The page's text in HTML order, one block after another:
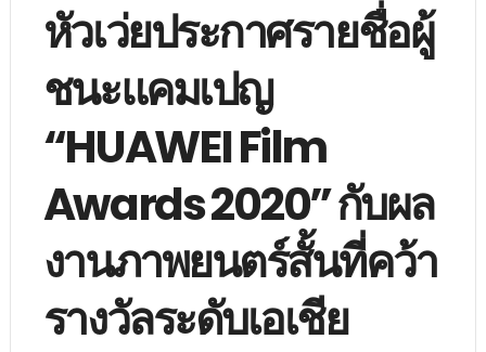
หัวเว่ยประกาศรายชื่อผู้
ชนะแคมเปญ
“HUAWEI Film
Awards 2020” กับผล
งานภาพยนตร์สั้นที่คว้า
รางวัลระดับเอเชีย